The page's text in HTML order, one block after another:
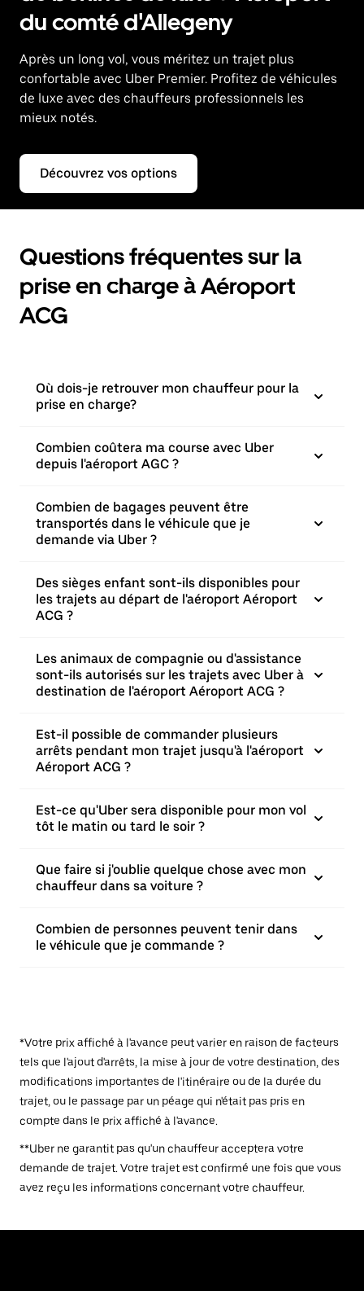
du comté d'Allegeny
Après un long vol, vous méritez un trajet plus
confortable avec Uber Premier. Profitez de véhicules
de luxe avec des chauffeurs professionnels les
mieux notés.
Découvrez vos options
Questions fréquentes sur la
prise en charge à Aéroport
ACG
Où dois-je retrouver mon chauffeur pour la
prise en charge?
Combien coûtera ma course avec Uber
depuis l'aéroport AGC ?
Combien de bagages peuvent être
transportés dans le véhicule que je
demande via Uber ?
Des sièges enfant sont-ils disponibles pour
les trajets au départ de l'aéroport Aéroport
ACG ?
Les animaux de compagnie ou d'assistance
sont-ils autorisés sur les trajets avec Uber à
destination de l'aéroport Aéroport ACG ?
Est-il possible de commander plusieurs
arrêts pendant mon trajet jusqu'à l'aéroport
Aéroport ACG ?
Est-ce qu'Uber sera disponible pour mon vol
tôt le matin ou tard le soir ?
Que faire si j'oublie quelque chose avec mon
chauffeur dans sa voiture ?
Combien de personnes peuvent tenir dans
le véhicule que je commande ?
*Votre prix affiché à l'avance peut varier en raison de facteurs
tels que l'ajout d'arrêts, la mise à jour de votre destination, des
modifications importantes de l'itinéraire ou de la durée du
trajet, ou le passage par un péage qui n'était pas pris en
compte dans le prix affiché à l'avance.
**Uber ne garantit pas qu'un chauffeur acceptera votre
demande de trajet. Votre trajet est confirmé une fois que vous
avez reçu les informations concernant votre chauffeur.